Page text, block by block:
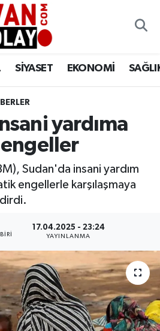
SİYASET EKONOMİ
yardıma
Sudan'da insani yardım
engellerle karşılaşmaya
17.04.2025 - 23:24
YAYINLANMA
Haritası
ve Fikstür